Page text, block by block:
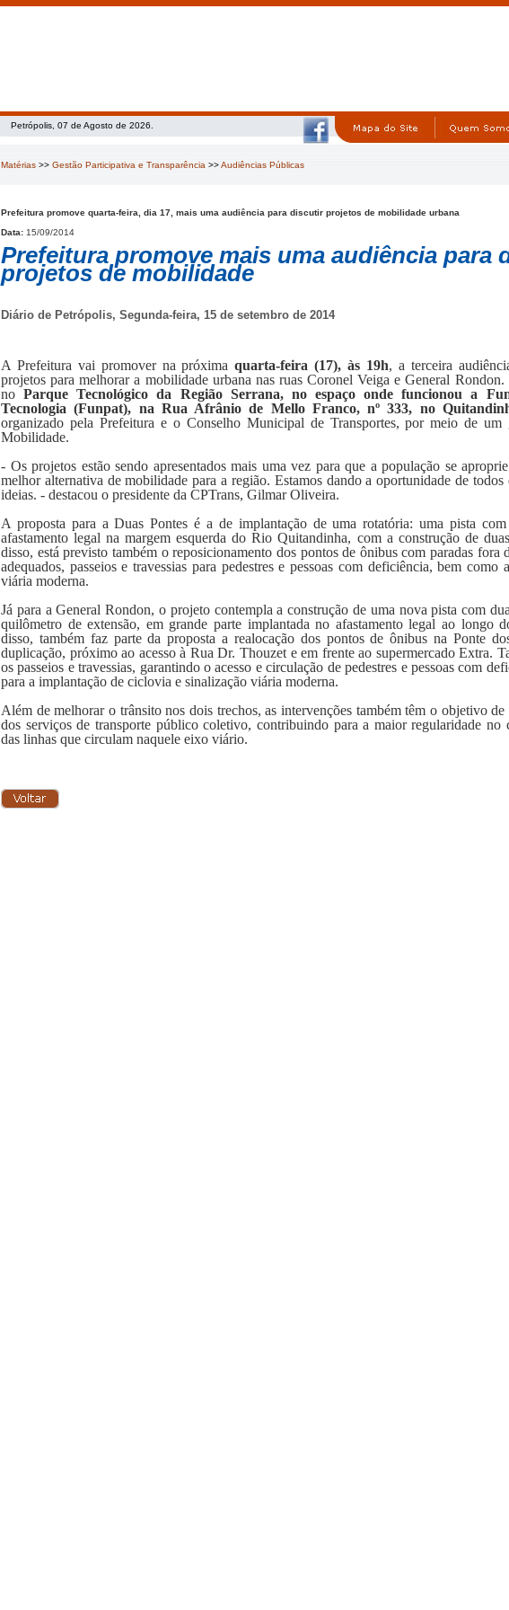
Petrópolis, 07 de Agosto de 2026.
Matérias >> Gestão Participativa e Transparência >>Audiências Públicas
Prefeitura promove quarta-feira, dia 17, mais uma audiência para discutir projetos de mobilidade urbana
Data: 15/09/2014
Prefeitura promove mais uma audiência para
projetos de mobilidade
Diário de Petrópolis, Segunda-feira, 15 de setembro de 2014
A Prefeitura vai promover na próximaquarta-feira (17), às 19h, a terceira
projetos para melhorar a mobilidade urbana nas ruas Coronel Veiga e General
noParque Tecnológico da Região Serrana, no espaço onde funcionou a
Tecnologia (Funpat), na Rua Afrânio de Mello Franco, nº 333, no
organizado pela Prefeitura e o Conselho Municipal de Transportes, por meio de
Mobilidade.
- Os projetos estão sendo apresentados mais uma vez para que a população se
melhor alternativa de mobilidade para a região. Estamos dando a oportunidade de todos
ideias. - destacou o presidente da CPTrans, Gilmar Oliveira.
A proposta para a Duas Pontes é a de implantação de uma rotatória: uma pista
afastamento legal na margem esquerda do Rio Quitandinha, com a construção de
disso, está previsto também o reposicionamento dos pontos de ônibus com paradas fora
adequados, passeios e travessias para pedestres e pessoas com deficiência, bem como
viária moderna.
Já para a General Rondon, o projeto contempla a construção de uma nova pista com
quilômetro de extensão, em grande parte implantada no afastamento legal ao longo
disso, também faz parte da proposta a realocação dos pontos de ônibus na Ponte
duplicação, próximo ao acesso à Rua Dr. Thouzet e em frente ao supermercado Extra.
os passeios e travessias, garantindo o acesso e circulação de pedestres e pessoas com
para a implantação de ciclovia e sinalização viária moderna.
Além de melhorar o trânsito nos dois trechos, as intervenções também têm o objetivo
dos serviços de transporte público coletivo, contribuindo para a maior regularidade no
das linhas que circulam naquele eixo viário.